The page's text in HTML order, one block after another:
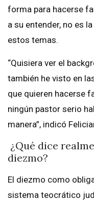
forma para hacerse
a su entender, no es
estos temas.
“Quisiera ver el
también he visto en
que quieren hacerse
ningún pastor serio
manera”, indicó
¿Qué dice
diezmo?
El diezmo como
sistema teocrático